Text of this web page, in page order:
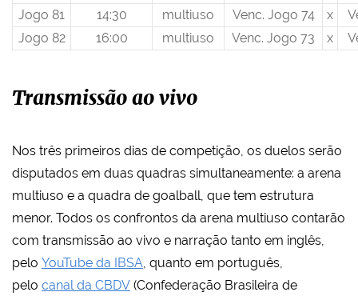
Jogo 81
14:30 multiuso Venc. Jogo 74 x
Jogo 82
16:00 multiuso Venc. Jogo 73 x
Transmissão ao vivo
Nos três primeiros dias de competição, os duelos serão
disputados em duas quadras simultaneamente: a arena
multiuso e a quadra de goalball, que tem estrutura
menor. Todos os confrontos da arena multiuso contarão
com transmissão ao vivo e narração tanto em inglês,
pelo YouTube da IBSA , quanto em português,
pelo canal da CBDV (Confederação Brasileira de